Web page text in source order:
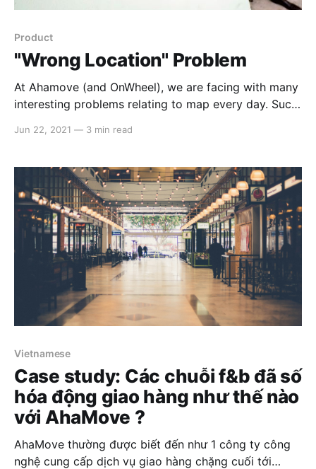
Product
"Wrong Location" Problem
At Ahamove (and OnWheel), we are facing with many
interesting problems relating to map every day. Such
address text is not correct to the expected
services. There are a lot of reasons for this, some
from
Jun 22, 2021 — 3 min read
Vietnamese
Case study: Các chuỗi f&b đã số
hóa động giao hàng như thế nào
với AhaMove ?
AhaMove thường được biết đến như 1 công ty công
nghệ cung cấp dịch vụ giao hàng chặng cuối tới